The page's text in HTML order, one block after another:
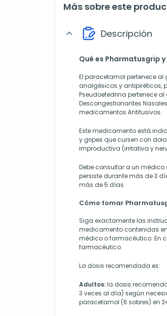
Más sobre este
expand_more Descripción
Qué es Pharmatusgrip
El paracetamol pertenece
analgésicos y antipiréticos,
Pseudoefedrina pertenece
Descongestionantes
medicamentos Antitusivos.
Este medicamento está
y gripes que cursen con
improductiva (irritativa y
Debe consultar a un médico
persiste durante más de 3
más de 5 días.
Cómo tomar
Siga exactamente las
medicamento contenidas
médico o farmacéutico. En
farmacéutico.
La dosis recomendada es:
Adultos:la dosis
3 veces al día) según
paracetamol (6 sobres) en